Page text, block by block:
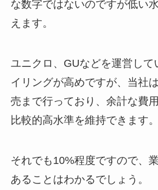
な数字ではないのですが低い
えます。
ユニクロ、GUなどを運営して
イリングが高めですが、当社
売まで行っており、余計な費
比較的高水準を維持できます。
それでも10%程度ですので、
あることはわかるでしょう。